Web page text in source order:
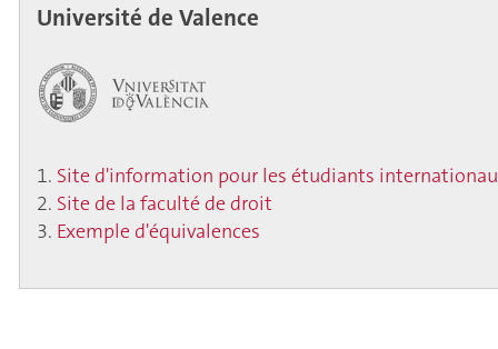
Université de Valence
Site d'information pour les étudiants
Site de la faculté de droit
Exemple d'équivalences